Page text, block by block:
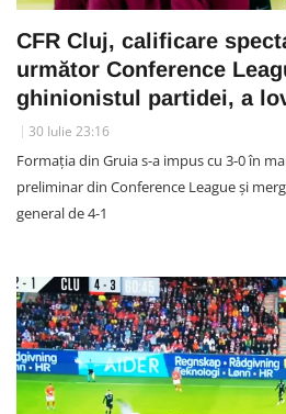
CFR Cluj, calificare
următor Conference
ghinionistul partidei, a
30 Iulie 23:16
Formația din Gruia s-a impus cu 3-0 în
preliminar din Conference League și
general de 4-1